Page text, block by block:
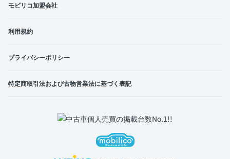
モビリコ加盟会社
利用規約
プライバシーポリシー
特定商取引法および古物営業法に基づく表記